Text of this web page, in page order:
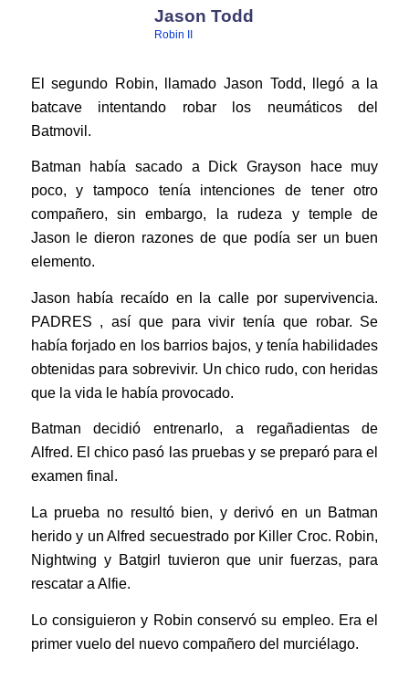
Jason Todd
Robin II
El segundo Robin, llamado Jason Todd, llegó a la
batcave intentando robar los neumáticos del
Batmovil.
Batman había sacado a Dick Grayson hace muy
poco, y tampoco tenía intenciones de tener otro
compañero, sin embargo, la rudeza y temple de
Jason le dieron razones de que podía ser un buen
elemento.
Jason había recaído en la calle por supervivencia.
PADRES , así que para vivir tenía que robar. Se
había forjado en los barrios bajos, y tenía habilidades
obtenidas para sobrevivir. Un chico rudo, con heridas
que la vida le había provocado.
Batman decidió entrenarlo, a regañadientas de
Alfred. El chico pasó las pruebas y se preparó para el
examen final.
La prueba no resultó bien, y derivó en un Batman
herido y un Alfred secuestrado por Killer Croc. Robin,
Nightwing y Batgirl tuvieron que unir fuerzas, para
rescatar a Alfie.
Lo consiguieron y Robin conservó su empleo. Era el
primer vuelo del nuevo compañero del murciélago.